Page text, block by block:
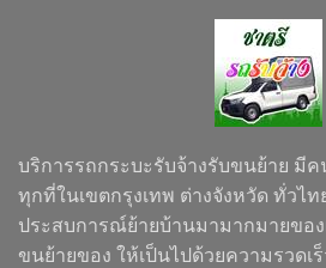
บริการรถกระบะรับจ้างรับขนย้าย มี
ทุกที่ในเขตกรุงเทพ ต่างจังหวัด ทั่วไท
ประสบการณ์ย้ายบ้านมามากมายของ
ขนย้ายของ ให้เป็นไปด้วยความรวดเ